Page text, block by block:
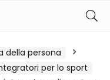
della persona
per lo sport